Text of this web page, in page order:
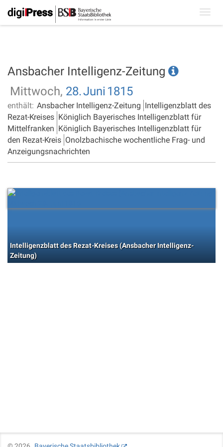
Ansbacher Intelligenz-Zeitung
Mittwoch, 28.Juni 1815
enthält: Ansbacher Intelligenz-Zeitung Intelligenzblatt des
Rezat-Kreises Königlich Bayerisches Intelligenzblatt für
Mittelfranken Königlich Bayerisches Intelligenzblatt für
den Rezat-Kreis Onolzbachische wochentliche Frag- und
Anzeigungsnachrichten
Intelligenzblatt des Rezat-Kreises (Ansbacher Intelligenz-
Zeitung)